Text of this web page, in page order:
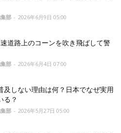
部 - 2026年6月9日 05:00
道路上のコーンを吹き飛ばして警
部 - 2026年6月4日 07:00
及しない理由は何？日本でなぜ実用
る？
部 - 2026年5月27日 05:00